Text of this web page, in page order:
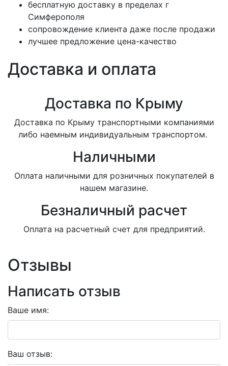
бесплатную доставку в пределах г
Симферополя
сопровождение клиента даже после продажи
лучшее предложение цена-качество
Доставка и оплата
Доставка по Крыму
Доставка по Крыму транспортными компаниями
либо наемным индивидуальным транспортом.
Наличными
Оплата наличными для розничных покупателей в
нашем магазине.
Безналичный расчет
Оплата на расчетный счет для предприятий.
Отзывы
Написать отзыв
Ваше имя:
Ваш отзыв: